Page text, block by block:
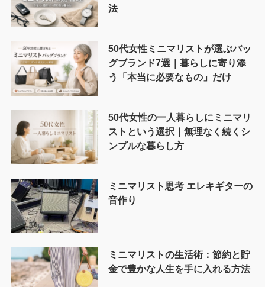
法
50代女性ミニマリストが選ぶバッ
グブランド7選｜暮らしに寄り添
う「本当に必要なもの」だけ
50代女性の一人暮らしにミニマリ
ストという選択｜無理なく続くシ
ンプルな暮らし方
ミニマリスト思考 エレキギターの
音作り
ミニマリストの生活術：節約と貯
金で豊かな人生を手に入れる方法